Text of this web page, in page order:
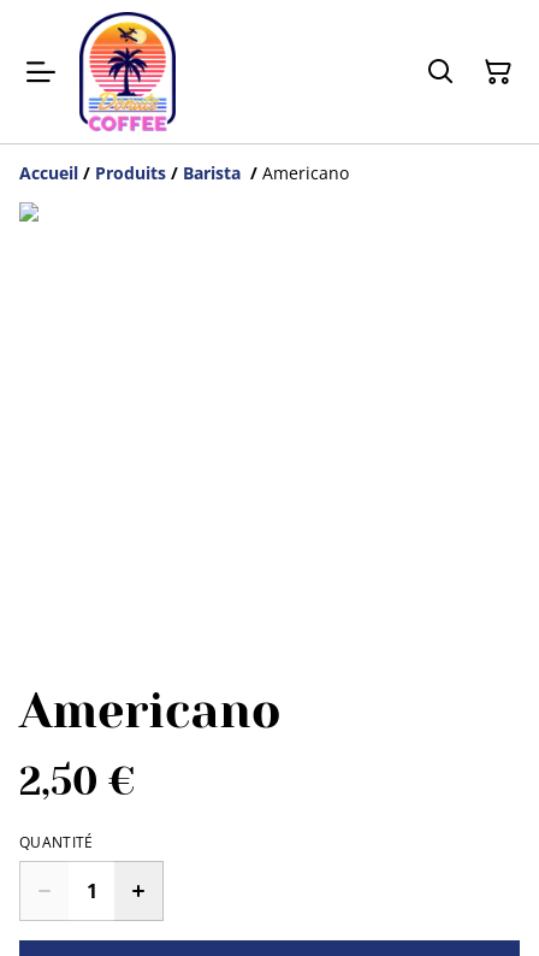
Accueil / Produits / Barista / Americano
Americano
2,50 €
QUANTITÉ